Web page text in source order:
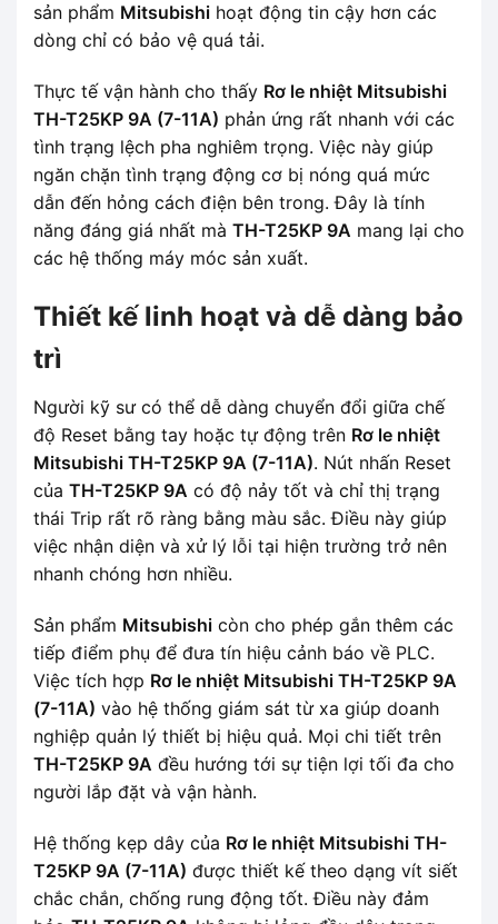
sản phẩm Mitsubishi hoạt động tin cậy hơn các
dòng chỉ có bảo vệ quá tải.
Thực tế vận hành cho thấy Rơ le nhiệt Mitsubishi
TH-T25KP 9A (7-11A) phản ứng rất nhanh với các
tình trạng lệch pha nghiêm trọng. Việc này giúp
ngăn chặn tình trạng động cơ bị nóng quá mức
dẫn đến hỏng cách điện bên trong. Đây là tính
năng đáng giá nhất mà TH-T25KP 9A mang lại cho
các hệ thống máy móc sản xuất.
Thiết kế linh hoạt và dễ dàng bảo
trì
Người kỹ sư có thể dễ dàng chuyển đổi giữa chế
độ Reset bằng tay hoặc tự động trên Rơ le nhiệt
Mitsubishi TH-T25KP 9A (7-11A). Nút nhấn Reset
của TH-T25KP 9A có độ nảy tốt và chỉ thị trạng
thái Trip rất rõ ràng bằng màu sắc. Điều này giúp
việc nhận diện và xử lý lỗi tại hiện trường trở nên
nhanh chóng hơn nhiều.
Sản phẩm Mitsubishi còn cho phép gắn thêm các
tiếp điểm phụ để đưa tín hiệu cảnh báo về PLC.
Việc tích hợp Rơ le nhiệt Mitsubishi TH-T25KP 9A
(7-11A) vào hệ thống giám sát từ xa giúp doanh
nghiệp quản lý thiết bị hiệu quả. Mọi chi tiết trên
TH-T25KP 9A đều hướng tới sự tiện lợi tối đa cho
người lắp đặt và vận hành.
Hệ thống kẹp dây của Rơ le nhiệt Mitsubishi TH-
T25KP 9A (7-11A) được thiết kế theo dạng vít siết
chắc chắn, chống rung động tốt. Điều này đảm